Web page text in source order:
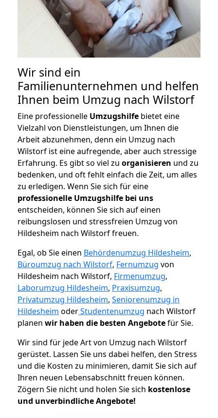
Wir sind ein
Familienunternehmen und helfen
Ihnen beim Umzug nach Wilstorf
Eine professionelle Umzugshilfe bietet eine
Vielzahl von Dienstleistungen, um Ihnen die
Arbeit abzunehmen, denn ein Umzug nach
Wilstorf ist eine aufregende, aber auch stressige
Erfahrung. Es gibt so viel zu organisieren und zu
bedenken, und oft fehlt einfach die Zeit, um alles
zu erledigen. Wenn Sie sich für eine
professionelle Umzugshilfe bei uns
entscheiden, können Sie sich auf einen
reibungslosen und stressfreien Umzug von
Hildesheim nach Wilstorf freuen.
Egal, ob Sie einen Behördenumzug Hildesheim,
Büroumzug nach Wilstorf, Fernumzug von
Hildesheim nach Wilstorf, Firmenumzug,
Laborumzug Hildesheim, Praxisumzug,
Privatumzug Hildesheim, Seniorenumzug in
Hildesheim oderStudentenumzug nach Wilstorf
planen wir haben die besten Angebotefür Sie.
Wir sind für jede Art von Umzug nach Wilstorf
gerüstet. Lassen Sie uns dabei helfen, den Stress
und die Kosten zu minimieren, damit Sie sich auf
Ihren neuen Lebensabschnitt freuen können.
Zögern Sie nicht und holen Sie sich kostenlose
und unverbindliche Angebote!